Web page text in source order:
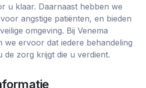
u klaar. Daarnaast hebben we
angstige patiënten, en bieden
omgeving. Bij Venema
we ervoor dat iedere behandeling
de zorg krijgt die u verdient.